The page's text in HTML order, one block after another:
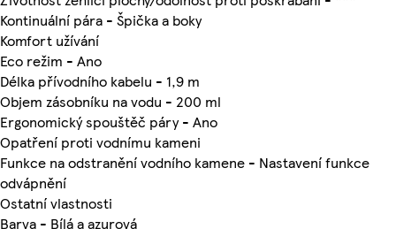
Kontinuální pára - Špička a boky
Komfort užívání
Eco režim - Ano
Délka přívodního kabelu - 1,9 m
Objem zásobníku na vodu - 200 ml
Ergonomický spouštěč páry - Ano
Opatření proti vodnímu kameni
Funkce na odstranění vodního kamene - Nastavení funkce
odvápnění
Ostatní vlastnosti
Barva - Bílá a azurová